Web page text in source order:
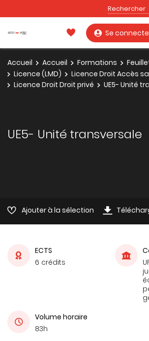
Se
Accueil Accueil Formations
Licence (LMD)
Licence Droit Accès
Licence Droit Droit privé
UE5- Unité
UE5- Unité transversale
Ajouter à la sélection
ECTS
6 crédits
Volume horaire
83h